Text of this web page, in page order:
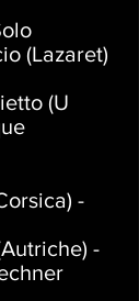
(Lazaret)
(U
-
-